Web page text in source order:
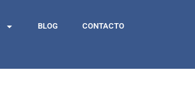
BLOG CONTACTO